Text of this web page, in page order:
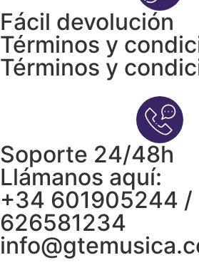
Fácil devolución
Términos y
Términos y
Soporte 24/48h
Llámanos aquí:
+34 601905244 /
626581234